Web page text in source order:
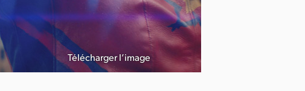
Télécharger l’image